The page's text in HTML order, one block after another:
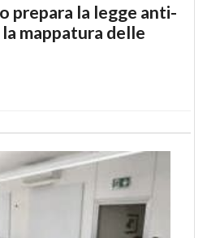
prepara la legge anti-
mappatura delle